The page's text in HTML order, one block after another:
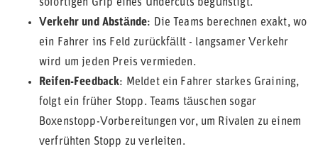
sofortigen Grip eines Undercuts begünstigt.
Verkehr und Abstände: Die Teams berechnen exakt, wo
ein Fahrer ins Feld zurückfällt - langsamer Verkehr
wird um jeden Preis vermieden.
Reifen-Feedback: Meldet ein Fahrer starkes Graining,
folgt ein früher Stopp. Teams täuschen sogar
Boxenstopp-Vorbereitungen vor, um Rivalen zu einem
verfrühten Stopp zu verleiten.